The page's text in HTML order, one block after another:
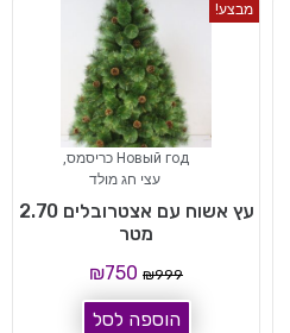
מבצע!
Новый год כריסמס
,
עצי חג מולד
עץ אשוח עם אצטרובלים 2.70
מטר
₪999
₪750
הוספה לסל